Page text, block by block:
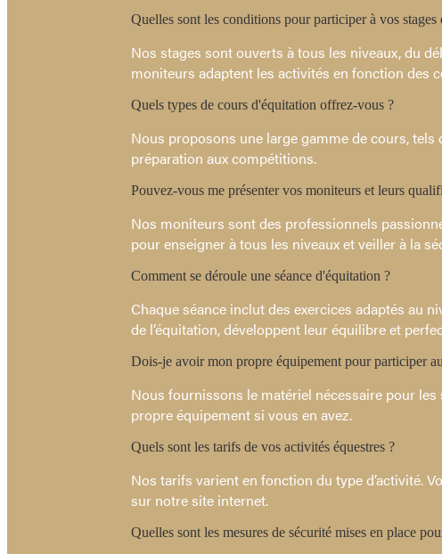
Quelles sont les conditions pour participer à vos stages
Nos stages sont ouverts à tous les niveaux, du
moniteurs adaptent les activités en fonction des
Quels types de cours d'équitation offrez-vous ?
Nous proposons une large gamme de cours, tels
préparation aux compétitions.
Pouvez-vous me présenter vos moniteurs et leurs
Nos moniteurs sont des professionnels
pour enseigner à tous les niveaux et veiller à la
Comment se déroule une séance d'équitation ?
Chaque séance inclut des exercices adaptés au
de l’équitation, développent leur équilibre et
Dois-je avoir mon propre équipement pour participer
Nous fournissons le matériel nécessaire pour les
propre équipement si vous en avez.
Quels sont les tarifs de vos activités équestres ?
Nos tarifs varient en fonction du type d’activité.
sur notre site internet.
Quelles sont les mesures de sécurité mises en place